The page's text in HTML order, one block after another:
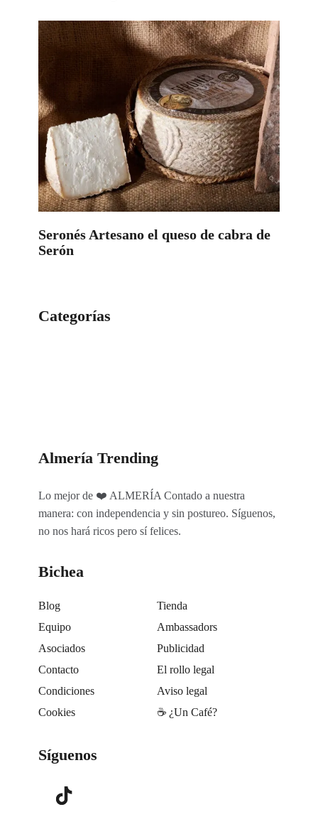
Seronés Artesano el queso de cabra de
Serón
Categorías
Almería Trending
Lo mejor de ❤️ ALMERÍA Contado a nuestra
manera: con independencia y sin postureo. Síguenos,
no nos hará ricos pero sí felices.
Bichea
Blog
Tienda
Equipo
Ambassadors
Asociados
Publicidad
Contacto
El rollo legal
Condiciones
Aviso legal
Cookies
☕️ ¿Un Café?
Síguenos